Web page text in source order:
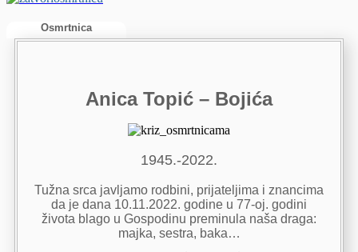
Osmrtnica
Anica Topić – Bojića
1945.-2022.
Tužna srca javljamo rodbini, prijateljima i znancima
da je dana 10.11.2022. godine u 77-oj. godini
života blago u Gospodinu preminula naša draga:
majka, sestra, baka…